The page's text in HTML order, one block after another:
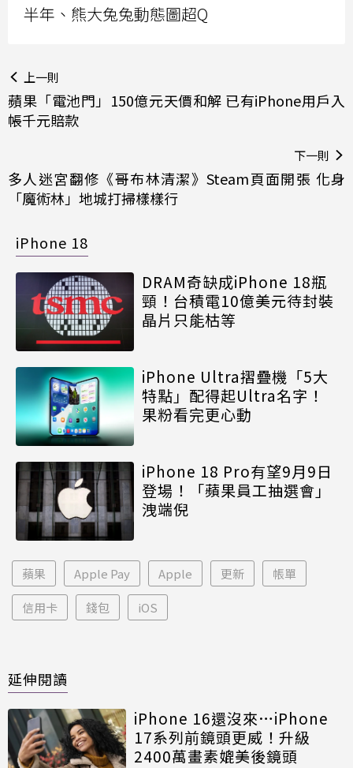
半年、熊大兔兔動態圖超Q
上一則
蘋果「電池門」150億元天價和解 已有iPhone用戶入
帳千元賠款
下一則
多人迷宮翻修《哥布林清潔》Steam頁面開張 化身
「魔術林」地城打掃樣樣行
iPhone 18
DRAM奇缺成iPhone 18瓶
頸！台積電10億美元待封裝
晶片只能枯等
iPhone Ultra摺疊機「5大
特點」配得起Ultra名字！
果粉看完更心動
iPhone 18 Pro有望9月9日
登場！「蘋果員工抽選會」
洩端倪
蘋果 Apple Pay Apple 更新 帳單
信用卡 錢包 iOS
延伸閱讀
iPhone 16還沒來…iPhone
17系列前鏡頭更威！升級
2400萬畫素媲美後鏡頭